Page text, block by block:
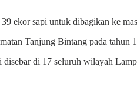
ekor sapi untuk dibagikan ke
Tanjung Bintang pada tahun
di 17 seluruh wilayah